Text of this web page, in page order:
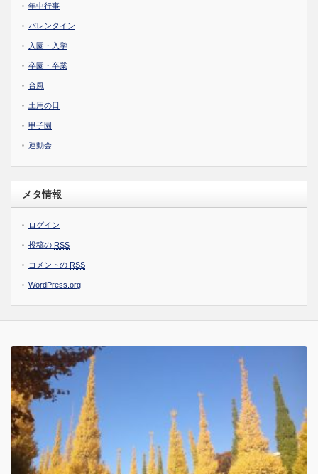
年中行事
バレンタイン
入園・入学
卒園・卒業
台風
土用の日
甲子園
運動会
メタ情報
ログイン
投稿の RSS
コメントの RSS
WordPress.org